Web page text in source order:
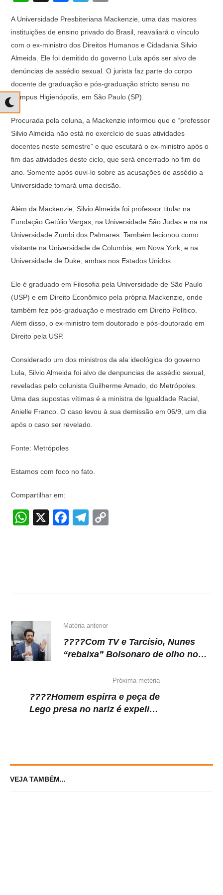
at
s
A
p
p
c
e
b
o
o
e
gr
a
m
p
y
Li
n
k
A Universidade Presbiteriana Mackenzie, uma das maiores
instituições de ensino privado do Brasil, reavaliará o vínculo
com o ex-ministro dos Direitos Humanos e Cidadania Silvio
Almeida. Ele foi demitido do governo Lula após ser alvo de
denúncias de assédio sexual. O jurista faz parte do corpo
docente de graduação e pós-graduação stricto sensu no
Campus Higienópolis, em São Paulo (SP).
Procurada pela coluna, a Mackenzie informou que o “professor
Silvio Almeida não está no exercício de suas atividades
docentes neste semestre” e que escutará o ex-ministro após o
fim das atividades deste ciclo, que será encerrado no fim do
ano. Somente após ouvi-lo sobre as acusações de assédio a
Universidade tomará uma decisão.
Além da Mackenzie, Silvio Almeida foi professor titular na
Fundação Getúlio Vargas, na Universidade São Judas e na na
Universidade Zumbi dos Palmares. Também lecionou como
visitante na Universidade de Columbia, em Nova York, e na
Universidade de Duke, ambas nos Estados Unidos.
Ele é graduado em Filosofia pela Universidade de São Paulo
(USP) e em Direito Econômico pela própria Mackenzie, onde
também fez pós-graduação e mestrado em Direito Político.
Além disso, o ex-ministro tem doutorado e pós-doutorado em
Direito pela USP.
Considerado um dos ministros da ala ideológica do governo
Lula, Silvio Almeida foi alvo de denpuncias de assédio sexual,
reveladas pelo colunista Guilherme Amado, do Metrópoles.
Uma das supostas vítimas é a ministra de Igualdade Racial,
Anielle Franco. O caso levou à sua demissão em 06/9, um dia
após o caso ser revelado.
Fonte: Metrópoles
Estamos com foco no fato.
Compartilhar em:
W
p
X
F
o
k
T
m n
Matéria anterior
????Com TV e Tarcísio, Nunes
“rebaixa” Bolsonaro de olho no
Próxima metéria
????Homem espirra e peça de
Lego presa no nariz é expelida
VEJA TAMBÉM...